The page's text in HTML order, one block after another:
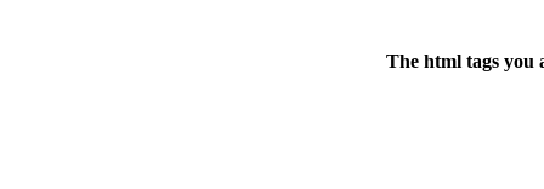
The html tags you